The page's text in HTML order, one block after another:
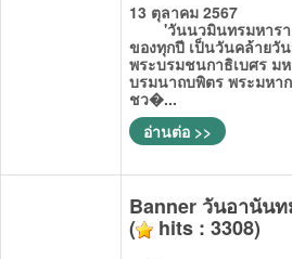
13 ตุลาคม 2567
'วันนวมินทรมหารา
ของทุกปี เป็นวันคล้ายวั
พระบรมชนกาธิเบศร ม
บรมนาถบพิตร พระมหา
ชว�...
อ่านต่อ >>
Banner วันอานัน
( hits : 3308)